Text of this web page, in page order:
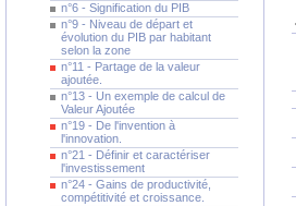
n°6 - Signification du PIB
n°9 - Niveau de départ et
évolution du PIB par habitant
selon la zone
n°11 - Partage de la valeur
ajoutée.
n°13 - Un exemple de calcul de
Valeur Ajoutée
n°19 - De l'invention à
l'innovation.
n°21 - Définir et caractériser
l'investissement
n°24 - Gains de productivité,
compétitivité et croissance.